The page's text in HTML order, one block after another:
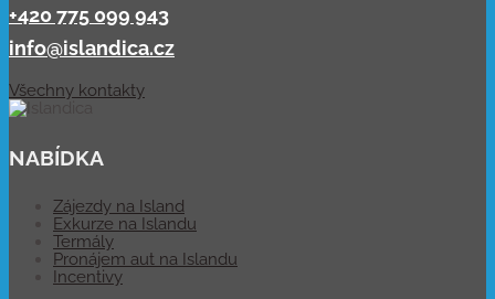
+420 775 099 943
info@islandica.cz
Všechny kontakty
NABÍDKA
Zájezdy na Island
Exkurze na Islandu
Termály
Pronájem aut na Islandu
Incentivy